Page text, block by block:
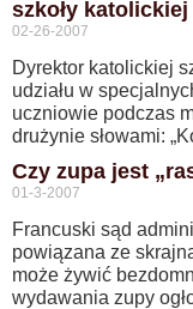
szkoły
02-26-2007
Dyrektor katolickiej
udziału w
uczniowie podczas
drużynie słowami:
Czy zupa jest
01-3-2007
Francuski sąd
powiązana ze
może żywić
wydawania zupy